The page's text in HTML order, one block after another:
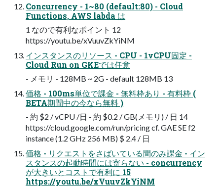
Concurrency - 1~80 (default:80) - Cloud
Functions, AWS labda は
1 なので有利なポイント 12
https://youtu.be/xVuuvZkYiNM
インスタンスのリソース - CPU - 1vCPU固定 -
Cloud Run on GKEでは任意
- メモリ - 128MB ~ 2G - default 128MB 13
価格 - 100ms単位で課金 - 無料枠あり - 有料枠 (
BETA期間中の今なら無料 )
- 約 $2 / vCPU /日 - 約 $0.2 / GB(メモリ) / 日 14
https://cloud.google.com/run/pricing cf. GAE SE f2
instance (1.2 GHz 256 MB) $ 2.4 / 日
価格 - リクエストをさばいている間のみ課金 - イン
スタンスの起動時間には寄らない - concurrency
が大きいとコストで有利に 15
https://youtu.be/xVuuvZkYiNM